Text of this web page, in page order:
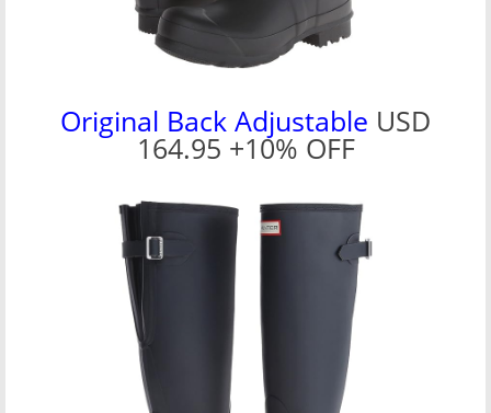
Original Back Adjustable USD
164.95 +10% OFF